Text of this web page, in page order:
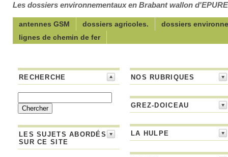
Les dossiers environnementaux en Brabant wallon
antennes GSM dossiers agricoles.
dossiers
lignes de chemin de fer
RECHERCHE
LES SUJETS ABORDÉS
SUR CE SITE
NOS RUBRIQUES
GREZ-DOICEAU
LA HULPE